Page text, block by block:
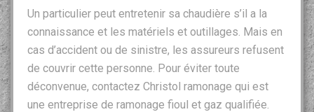
Un particulier peut entretenir sa chaudière s’il a la
connaissance et les matériels et outillages. Mais en
cas d’accident ou de sinistre, les assureurs refusent
de couvrir cette personne. Pour éviter toute
déconvenue, contactez Christol ramonage qui est
une entreprise de ramonage fioul et gaz qualifiée.